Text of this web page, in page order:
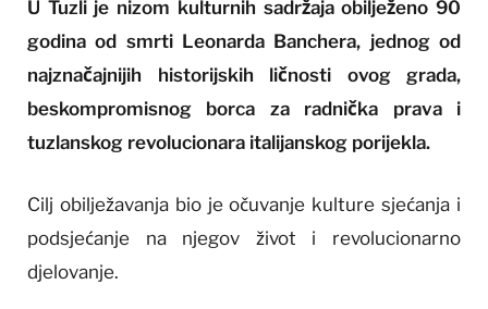
U Tuzli je nizom kulturnih sadržaja obilježeno 90
godina od smrti Leonarda Banchera, jednog od
najznačajnijih historijskih ličnosti ovog grada,
beskompromisnog borca za radnička prava i
tuzlanskog revolucionara italijanskog porijekla.
Cilj obilježavanja bio je očuvanje kulture sjećanja i
podsjećanje na njegov život i revolucionarno
djelovanje.